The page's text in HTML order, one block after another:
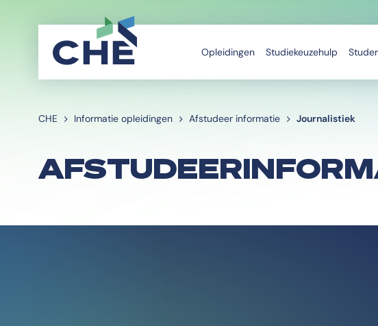
Opleidingen Studiekeuzehulp
CHE Informatie opleidingen Afstudeer informatie Journalistiek